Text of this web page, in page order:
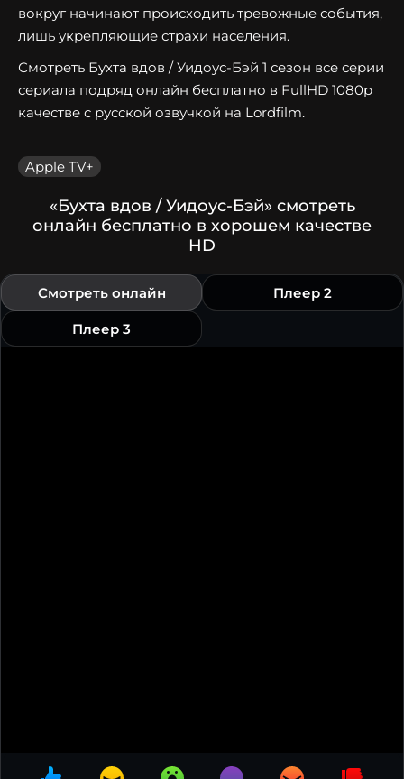
вокруг начинают происходить тревожные события,
лишь укрепляющие страхи населения.
Смотреть Бухта вдов / Уидоус-Бэй 1 сезон все серии
сериала подряд онлайн бесплатно в FullHD 1080p
качестве с русской озвучкой на Lordfilm.
Apple TV+
«Бухта вдов / Уидоус-Бэй» смотреть
онлайн бесплатно в хорошем качестве
HD
Смотреть онлайн Плеер 2
Плеер 3